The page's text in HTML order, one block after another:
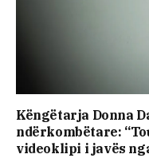
Këngëtarja Donna
ndërkombëtare:
videoklipi i javës